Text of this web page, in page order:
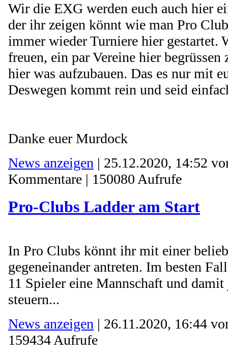
Wir die EXG werden euch auch hier
der ihr zeigen könnt wie man Pro
immer wieder Turniere hier gestartet.
freuen, ein par Vereine hier begrüssen
hier was aufzubauen. Das es nur mit
Deswegen kommt rein und seid
Danke euer Murdock
News anzeigen | 25.12.2020, 14:52
Kommentare | 150080 Aufrufe
Pro-Clubs Ladder am Start
In Pro Clubs könnt ihr mit einer
gegeneinander antreten. Im besten
11 Spieler eine Mannschaft und
steuern...
News anzeigen | 26.11.2020, 16:44
159434 Aufrufe